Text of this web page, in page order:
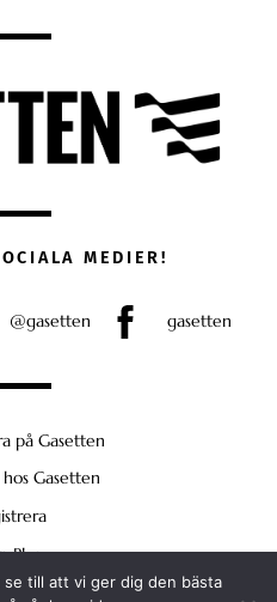
MEDIER!
@gasetten gasetten
på Gasetten
Gasetten
Plus
till att vi ger dig den bästa